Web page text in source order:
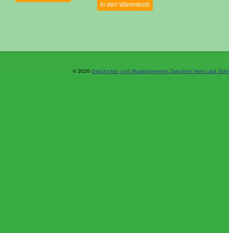
In den Warenkorb
© 2026 Geschichts- und Museumsverein Zwischen Venn und